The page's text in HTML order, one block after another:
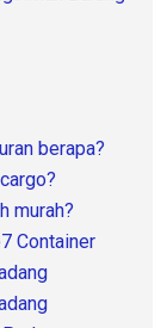
berapa?
murah?
Container